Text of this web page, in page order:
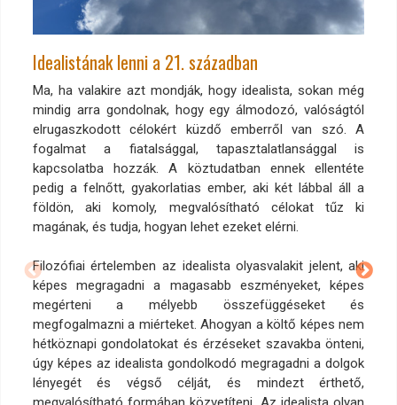
Idealistának lenni a 21. században
Ma, ha valakire azt mondják, hogy idealista, sokan még
mindig arra gondolnak, hogy egy álmodozó, valóságtól
elrugaszkodott célokért küzdő emberről van szó. A
fogalmat a fiatalsággal, tapasztalatlansággal is
kapcsolatba hozzák. A köztudatban ennek ellentéte
pedig a felnőtt, gyakorlatias ember, aki két lábbal áll a
földön, aki komoly, megvalósítható célokat tűz ki
magának, és tudja, hogyan lehet ezeket elérni.
Filozófiai értelemben az idealista olyasvalakit jelent, aki
képes megragadni a magasabb eszményeket, képes
megérteni a mélyebb összefüggéseket és
megfogalmazni a miérteket. Ahogyan a költő képes nem
hétköznapi gondolatokat és érzéseket szavakba önteni,
úgy képes az idealista gondolkodó megragadni a dolgok
lényegét és végső célját, és mindezt érthető,